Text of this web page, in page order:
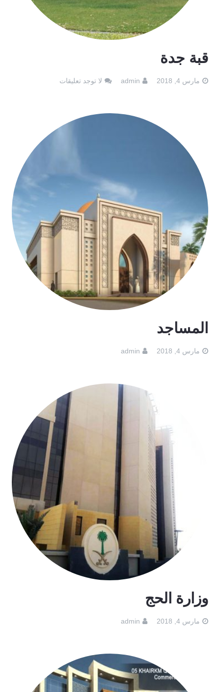
قبة جدة
مارس 4, 2018 admin لا توجد تعليقات
المساجد
مارس 4, 2018 admin
وزارة الحج
مارس 4, 2018 admin